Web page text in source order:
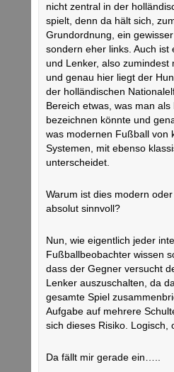
nicht zentral in der
spielt, denn da hält sich,
Grundordnung, ein
sondern eher links. Auch ist
und Lenker, also zumindest
und genau hier liegt der
der holländischen
Bereich etwas, was man
bezeichnen könnte und
was modernen Fußball von
Systemen, mit ebenso
unterscheidet.
Warum ist dies modern
absolut sinnvoll?
Nun, wie eigentlich jeder
Fußballbeobachter wissen
dass der Gegner versucht
Lenker auszuschalten, da
gesamte Spiel
Aufgabe auf mehrere
sich dieses Risiko. Logisch,
Da fällt mir gerade ein…..